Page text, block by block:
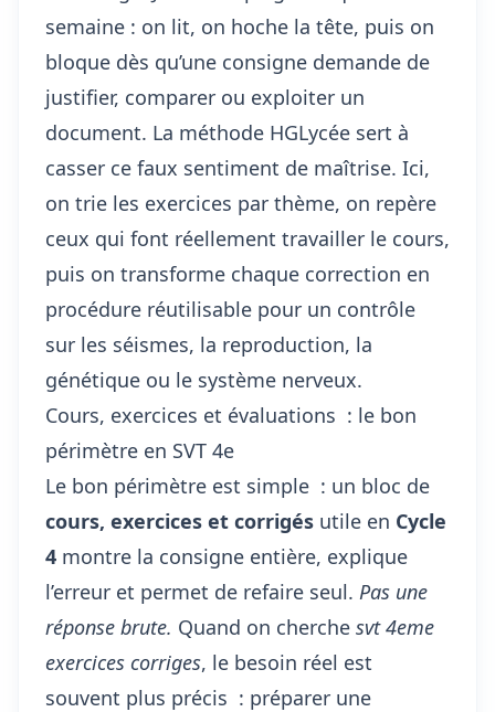
semaine : on lit, on hoche la tête, puis on
bloque dès qu’une consigne demande de
justifier, comparer ou exploiter un
document. La méthode HGLycée sert à
casser ce faux sentiment de maîtrise. Ici,
on trie les exercices par thème, on repère
ceux qui font réellement travailler le cours,
puis on transforme chaque correction en
procédure réutilisable pour un contrôle
sur les séismes, la reproduction, la
génétique ou le système nerveux.
Cours, exercices et évaluations : le bon
périmètre en SVT 4e
Le bon périmètre est simple : un bloc de
cours, exercices et corrigés utile en Cycle
4 montre la consigne entière, explique
l’erreur et permet de refaire seul. Pas une
réponse brute. Quand on cherche svt 4eme
exercices corriges, le besoin réel est
souvent plus précis : préparer une